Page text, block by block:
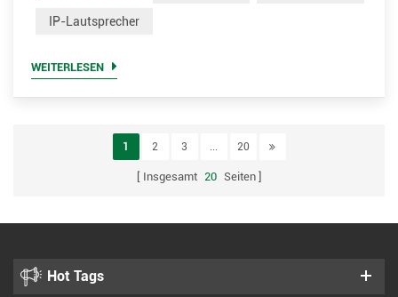
und wird für Streaming Media und andere
Multicast ist eine Technik für di...
IP-Lautsprecher
WEITERLESEN
1 2 3 ... 20
Insgesamt 20 Seiten
Hot Tags